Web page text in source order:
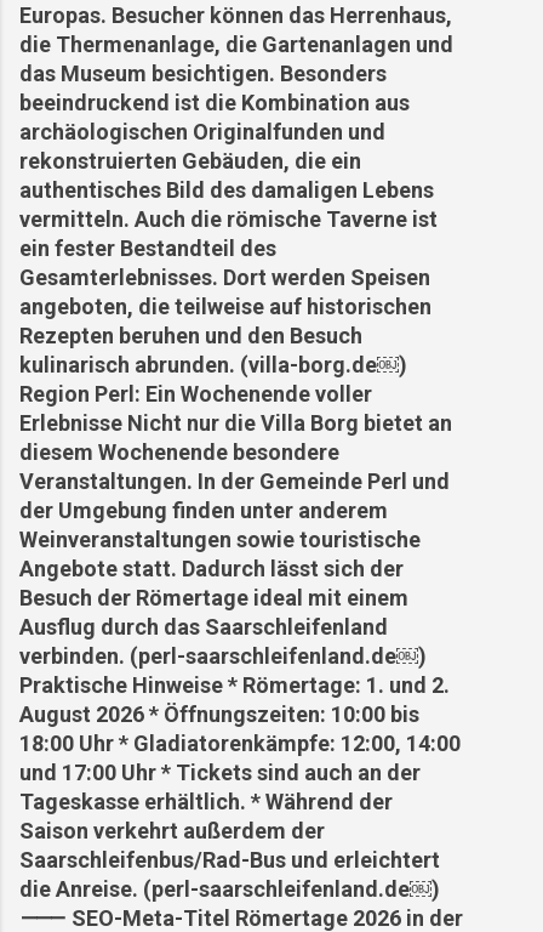
Europas. Besucher können das Herrenhaus,
die Thermenanlage, die Gartenanlagen und
das Museum besichtigen. Besonders
beeindruckend ist die Kombination aus
archäologischen Originalfunden und
rekonstruierten Gebäuden, die ein
authentisches Bild des damaligen Lebens
vermitteln. Auch die römische Taverne ist
ein fester Bestandteil des
Gesamterlebnisses. Dort werden Speisen
angeboten, die teilweise auf historischen
Rezepten beruhen und den Besuch
kulinarisch abrunden. (villa-borg.de⁠￼)
Region Perl: Ein Wochenende voller
Erlebnisse Nicht nur die Villa Borg bietet an
diesem Wochenende besondere
Veranstaltungen. In der Gemeinde Perl und
der Umgebung finden unter anderem
Weinveranstaltungen sowie touristische
Angebote statt. Dadurch lässt sich der
Besuch der Römertage ideal mit einem
Ausflug durch das Saarschleifenland
verbinden. (perl-saarschleifenland.de⁠￼)
Praktische Hinweise * Römertage: 1. und 2.
August 2026 * Öffnungszeiten: 10:00 bis
18:00 Uhr * Gladiatorenkämpfe: 12:00, 14:00
und 17:00 Uhr * Tickets sind auch an der
Tageskasse erhältlich. * Während der
Saison verkehrt außerdem der
Saarschleifenbus/Rad-Bus und erleichtert
die Anreise. (perl-saarschleifenland.de⁠￼)
⸻ SEO-Meta-Titel Römertage 2026 in der